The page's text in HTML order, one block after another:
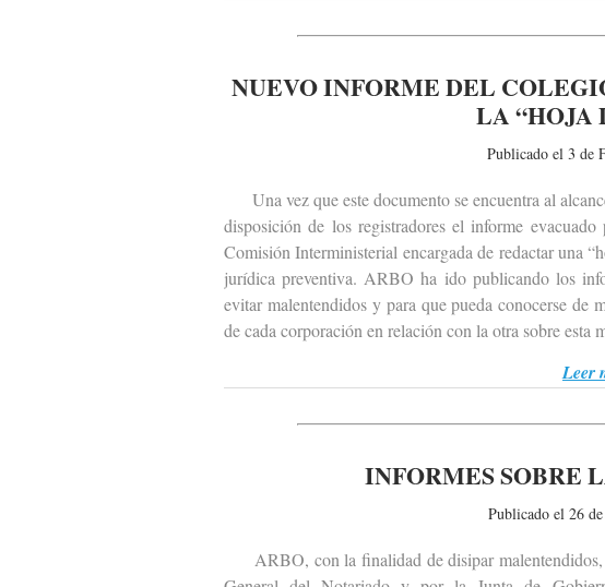
NUEVO INFORME DEL
LA “HOJA
Publicado el 3 de
Una vez que este documento se encuentra al
disposición de los registradores el informe
Comisión Interministerial encargada de redactar una
jurídica preventiva. ARBO ha ido publicando los
evitar malentendidos y para que pueda conocerse de
de cada corporación en relación con la otra sobre esta
Leer
INFORMES SOBRE
Publicado el 26
ARBO, con la finalidad de disipar malentendidos,